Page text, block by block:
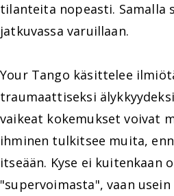
tilanteita nopeasti. Samalla
jatkuvassa varuillaan.
Your Tango käsittelee
traumaattiseksi
vaikeat kokemukset voivat
ihminen tulkitsee muita,
itseään. Kyse ei kuitenkaan
"supervoimasta", vaan